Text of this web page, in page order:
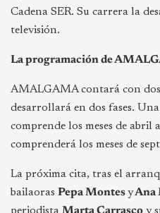
Cadena SER. Su carrera la
televisión.
La programación de
AMALGAMA contará con dos
desarrollará en dos fases.
comprende los meses de abril
comprenderá los meses de
La próxima cita, tras el
bailaoras Pepa MontesyAna
periodista Marta Carrasco y